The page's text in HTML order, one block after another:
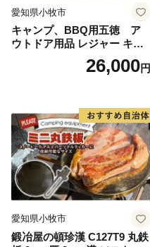
愛知県小牧市
キャンプ、BBQ用五徳 ア
ウトドア用品 レジャー キャ
ンプ バーベキュー BBQ 五徳
26,000円
愛知県小牧市
鍛冶屋の頓珍漢 C127T9 丸鉄